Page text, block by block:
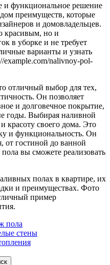
и функциональное решение
преимуществ, которые
и домовладельцев.
красивым, но и
в уборке и не требует
варианты и узнать
nalivnoy-pol-
отличный выбор для тех,
Он позволяет
и долговечное покрытие,
годы. Выбирая наливной
красоту своего дома. Это
и функциональность. Он
от гостиной до ванной
вы сможете реализовать
полах в квартире, их
и преимуществах. Фото
пример
пола
стены